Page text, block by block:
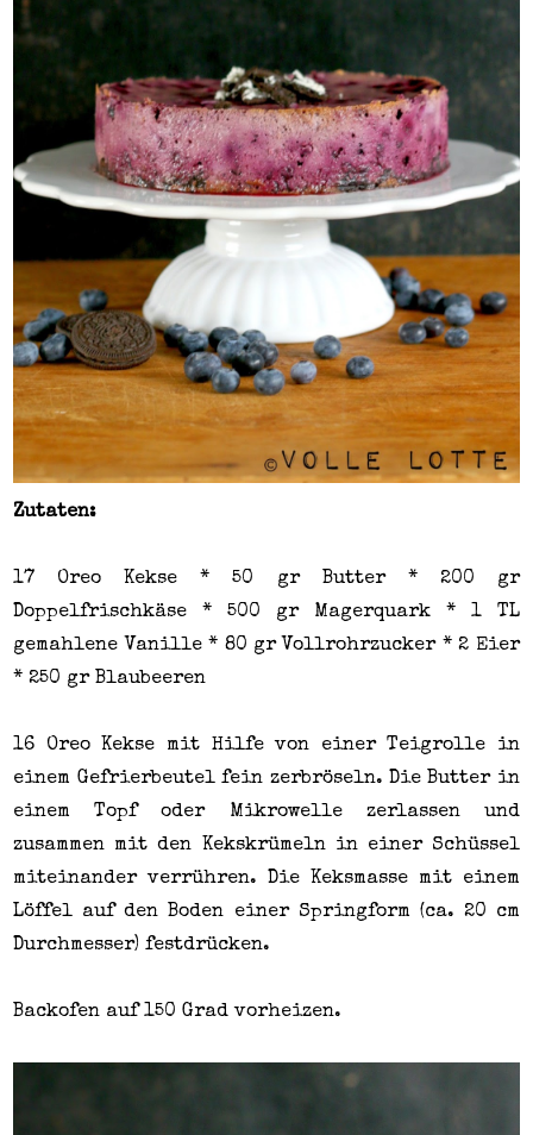
Zutaten:
17 Oreo Kekse * 50 gr Butter * 200 gr
Doppelfrischkäse * 500 gr Magerquark * 1 TL
gemahlene Vanille * 80 gr Vollrohrzucker * 2 Eier
* 250 gr Blaubeeren
16 Oreo Kekse mit Hilfe von einer Teigrolle in
einem Gefrierbeutel fein zerbröseln. Die Butter in
einem Topf oder Mikrowelle zerlassen und
zusammen mit den Kekskrümeln in einer Schüssel
miteinander verrühren. Die Keksmasse mit einem
Löffel auf den Boden einer Springform (ca. 20 cm
Durchmesser) festdrücken.
Backofen auf 150 Grad vorheizen.